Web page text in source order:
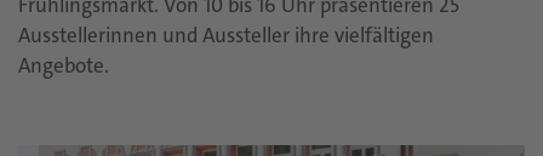
Ausstellerinnen und Aussteller ihre vielfältigen
Angebote.